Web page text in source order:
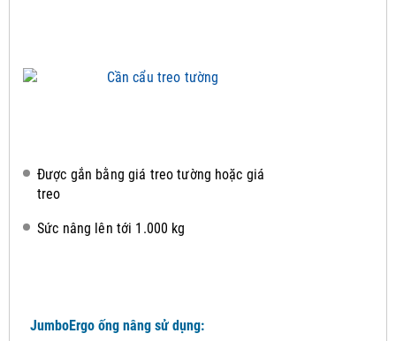
Được gắn bằng giá treo tường hoặc giá
treo
Sức nâng lên tới 1.000 kg
JumboErgo ống nâng sử dụng: